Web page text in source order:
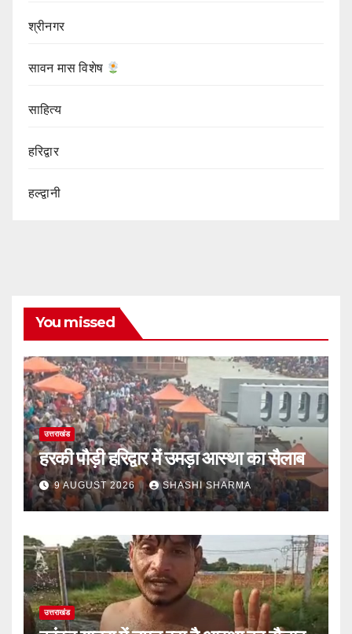
श्रीनगर
सावन मास विशेष
साहित्य
हरिद्वार
हल्द्वानी
You missed
उत्तराखंड
हरकी पौड़ी हरिद्वार में उमड़ा आस्था का सैलाब
9 AUGUST 2026 SHASHI SHARMA
उत्तराखंड